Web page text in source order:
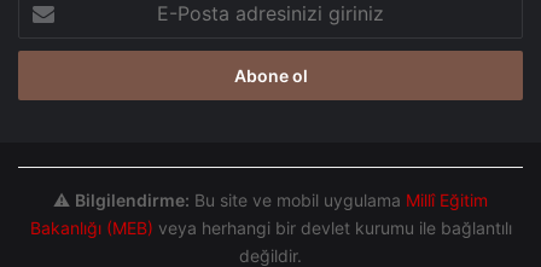
Posta
adresinizi
⚠️ Bilgilendirme: Bu site ve mobil uygulama Millî Eğitim
Bakanlığı (MEB) veya herhangi bir devlet kurumu ile bağlantılı
değildir.